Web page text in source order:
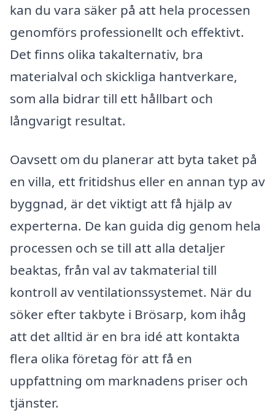
kan du vara säker på att hela processen
genomförs professionellt och effektivt.
Det finns olika takalternativ, bra
materialval och skickliga hantverkare,
som alla bidrar till ett hållbart och
långvarigt resultat.
Oavsett om du planerar att byta taket på
en villa, ett fritidshus eller en annan typ av
byggnad, är det viktigt att få hjälp av
experterna. De kan guida dig genom hela
processen och se till att alla detaljer
beaktas, från val av takmaterial till
kontroll av ventilationssystemet. När du
söker efter takbyte i Brösarp, kom ihåg
att det alltid är en bra idé att kontakta
flera olika företag för att få en
uppfattning om marknadens priser och
tjänster.